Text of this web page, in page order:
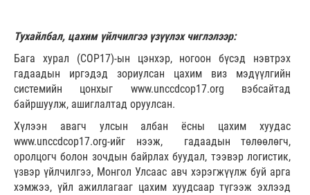
Тухайлбал, цахим үйлчилгээ үзүүлэх чиглэлээр:
Бага хурал (COP17)-ын цэнхэр, ногоон бүсэд нэвтрэх
гадаадын иргэдэд зориулсан цахим виз мэдүүлгийн
системийн цонхыг www.unccdcop17.org вэбсайтад
байршуулж, ашиглалтад оруулсан.
Хүлээн авагч улсын албан ёсны цахим хуудас
www.unccdcop17.org-ийг нээж, гадаадын төлөөлөгч,
оролцогч болон зочдын байрлах буудал, тээвэр логистик,
үзвэр үйлчилгээ, Монгол Улсаас авч хэрэгжүүлж буй арга
хэмжээ, үйл ажиллагааг цахим хуудсаар түгээж эхлээд